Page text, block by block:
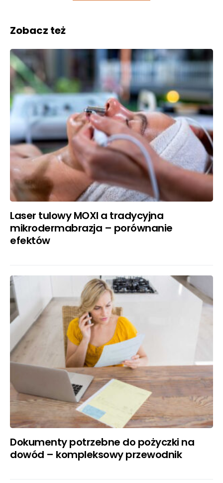
Zobacz też
Laser tulowy MOXI a tradycyjna
mikrodermabrazja – porównanie
efektów
Dokumenty potrzebne do pożyczki na
dowód – kompleksowy przewodnik